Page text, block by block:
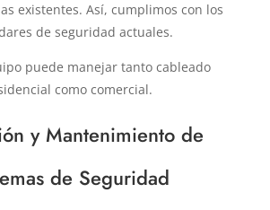
existentes. Así, cumplimos con los
de seguridad actuales.
puede manejar tanto cableado
como comercial.
y Mantenimiento de
de Seguridad